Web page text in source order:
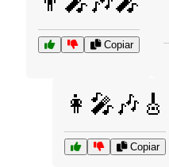
Copiar
👩‍🎤🎶🎸
Copiar